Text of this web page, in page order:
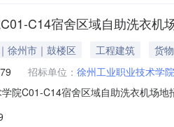
C14宿舍区域自助洗衣机
徐州市｜鼓楼区 工程建筑
货物
招标单位： 徐州工业职业技术学院
院C01-C14宿舍区域自助洗衣机场